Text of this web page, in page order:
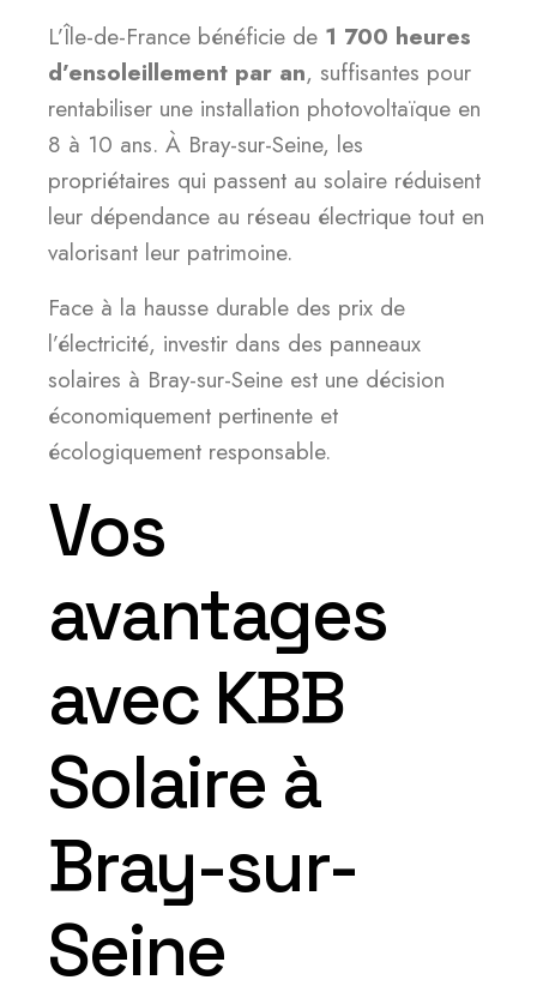
L’Île-de-France bénéficie de 1 700 heures
d’ensoleillement par an, suffisantes pour
rentabiliser une installation photovoltaïque en
8 à 10 ans. À Bray-sur-Seine, les
propriétaires qui passent au solaire réduisent
leur dépendance au réseau électrique tout en
valorisant leur patrimoine.
Face à la hausse durable des prix de
l’électricité, investir dans des panneaux
solaires à Bray-sur-Seine est une décision
économiquement pertinente et
écologiquement responsable.
Vos
avantages
avec KBB
Solaire à
Bray-sur-
Seine